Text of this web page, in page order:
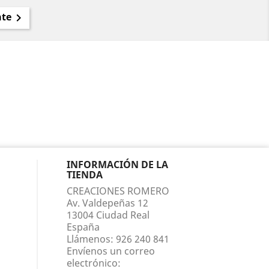

INFORMACIÓN DE LA
TIENDA
CREACIONES ROMERO
Av. Valdepeñas 12
13004 Ciudad Real
España
Llámenos: 926 240 841
Envíenos un correo
electrónico: